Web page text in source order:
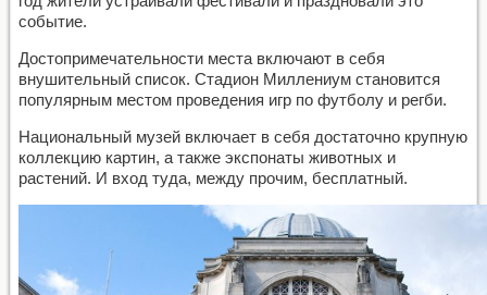
событие.
Достопримечательности места включают в себя
внушительный список. Стадион Миллениум становится
популярным местом проведения игр по футболу и регби.
Национальный музей включает в себя достаточно крупную
коллекцию картин, а также экспонаты животных и
растений. И вход туда, между прочим, бесплатный.